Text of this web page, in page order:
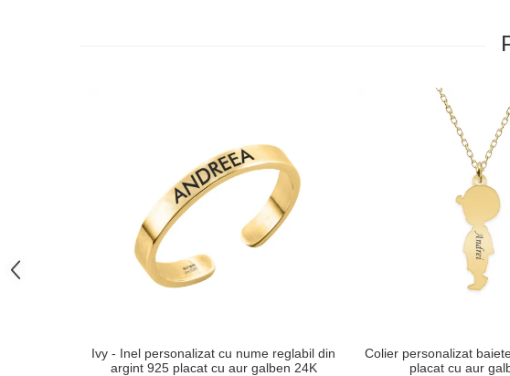
Ivy - Inel personalizat cu nume reglabil din
argint 925 placat cu aur galben 24K
Colier personalizat
placat cu aur